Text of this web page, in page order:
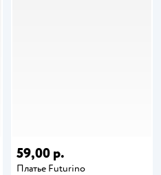
59,00 р.
Платье Futurino